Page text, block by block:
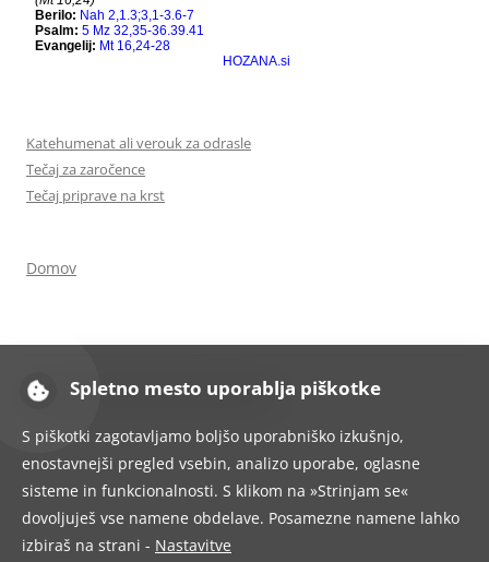
Katehumenat ali verouk za odrasle
Tečaj za zaročence
Tečaj priprave na krst
Domov
Ponosno uporablja tehnologijo WordPress
Spletno mesto uporablja piškotke
S piškotki zagotavljamo boljšo uporabniško izkušnjo,
enostavnejši pregled vsebin, analizo uporabe, oglasne
sisteme in funkcionalnosti. S klikom na »Strinjam se«
dovoljuješ vse namene obdelave. Posamezne namene lahko
izbiraš na strani - Nastavitve